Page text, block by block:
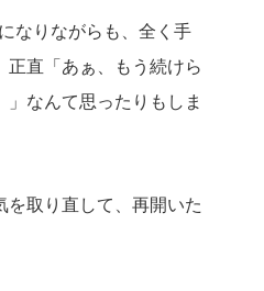
なりながらも、全く手
正直「あぁ、もう続けら
なんて思ったりもしま
を取り直して、再開いた